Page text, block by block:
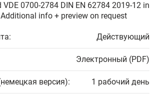
0700-2784 DIN EN 62784 2019-12 in
info + preview on request
Действующий
Электронный (PDF)
версия): 1 рабочий день